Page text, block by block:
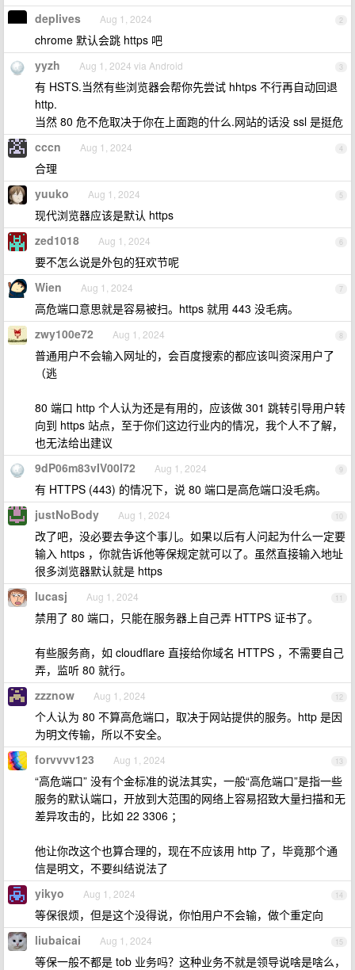
2
deplives Aug 1, 2024
chrome 默认会跳 https 吧
3
yyzh Aug 1, 2024 via Android
有 HSTS.当然有些浏览器会帮你先尝试 hhtps 不行再自动回退
http.
当然 80 危不危取决于你在上面跑的什么.网站的话没 ssl 是挺危
4
cccn Aug 1, 2024
合理
5
yuuko Aug 1, 2024
现代浏览器应该是默认 https
6
zed1018 Aug 1, 2024
要不怎么说是外包的狂欢节呢
7
Wien Aug 1, 2024
高危端口意思就是容易被扫。https 就用 443 没毛病。
8
zwy100e72 Aug 1, 2024
普通用户不会输入网址的，会百度搜索的都应该叫资深用户了
（逃
80 端口 http 个人认为还是有用的，应该做 301 跳转引导用户转
向到 https 站点，至于你们这边行业内的情况，我个人不了解，
也无法给出建议
9
9dP06m83vIV00l72 Aug 1, 2024
有 HTTPS (443) 的情况下，说 80 端口是高危端口没毛病。
10
justNoBody Aug 1, 2024
改了吧，没必要去争这个事儿。如果以后有人问起为什么一定要
输入 https ，你就告诉他等保规定就可以了。虽然直接输入地址
很多浏览器默认就是 https
11
lucasj Aug 1, 2024
禁用了 80 端口，只能在服务器上自己弄 HTTPS 证书了。
有些服务商，如 cloudflare 直接给你域名 HTTPS ，不需要自己
弄，监听 80 就行。
12
zzznow Aug 1, 2024
个人认为 80 不算高危端口，取决于网站提供的服务。http 是因
为明文传输，所以不安全。
13
forvvvv123 Aug 1, 2024
“高危端口” 没有个金标准的说法其实，一般“高危端口”是指一些
服务的默认端口，开放到大范围的网络上容易招致大量扫描和无
差异攻击的，比如 22 3306 ；
他让你改这个也算合理的，现在不应该用 http 了，毕竟那个通
信是明文，不要纠结说法了
14
yikyo Aug 1, 2024
等保很烦，但是这个没得说，你怕用户不会输，做个重定向
15
liubaicai Aug 1, 2024
等保一般不都是 tob 业务吗？这种业务不就是领导说啥是啥么，